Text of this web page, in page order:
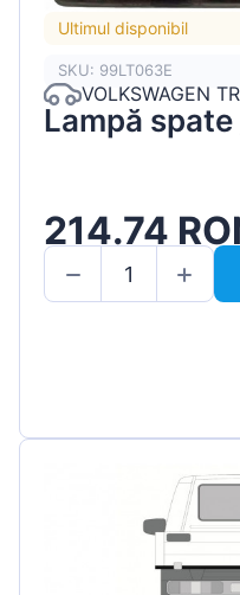
Ultimul disponibil
SKU: 99LT063E
VOLKSWAGEN
Lampă
214.74